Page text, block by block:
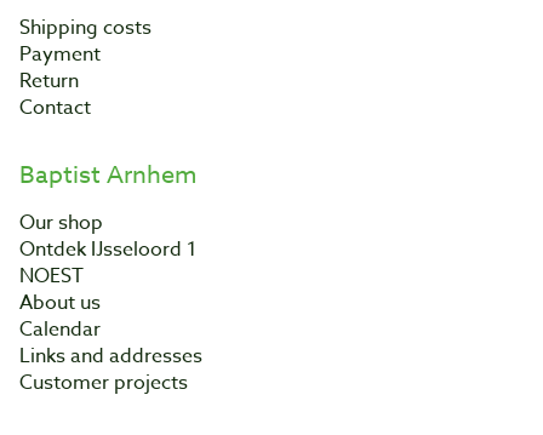
Shipping costs
Payment
Return
Contact
Baptist Arnhem
Our shop
Ontdek IJsseloord 1
NOEST
About us
Calendar
Links and addresses
Customer projects